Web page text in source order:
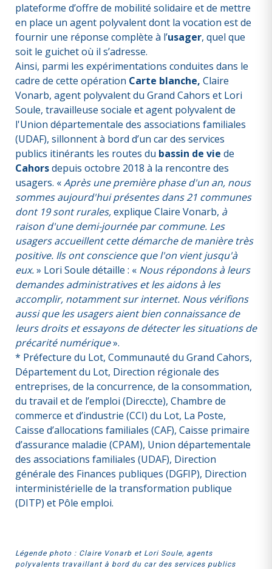
plateforme d’offre de mobilité solidaire et de mettre
en place un agent polyvalent dont la vocation est de
fournir une réponse complète à l’usager, quel que
soit le guichet où il s’adresse.
Ainsi, parmi les expérimentations conduites dans le
cadre de cette opération Carte blanche, Claire
Vonarb, agent polyvalent du Grand Cahors et Lori
Soule, travailleuse sociale et agent polyvalent de
l'Union départementale des associations familiales
(UDAF), sillonnent à bord d’un car des services
publics itinérants les routes du bassin de vie de
Cahorsdepuis octobre 2018 à la rencontre des
usagers. «Après une première phase d'un an, nous
sommes aujourd'hui présentes dans 21 communes
dont 19 sont rurales,explique Claire Vonarb, à
raison d'une demi-journée par commune. Les
usagers accueillent cette démarche de manière très
positive. Ils ont conscience que l'on vient jusqu'à
eux.» Lori Soule détaille : « Nous répondons à leurs
demandes administratives et les aidons à les
accomplir, notamment sur internet. Nous vérifions
aussi que les usagers aient bien connaissance de
leurs droits et essayons de détecter les situations de
précarité numérique».
* Préfecture du Lot, Communauté du Grand Cahors,
Département du Lot, Direction régionale des
entreprises, de la concurrence, de la consommation,
du travail et de l’emploi (Direccte), Chambre de
commerce et d’industrie (CCI) du Lot, La Poste,
Caisse d’allocations familiales (CAF), Caisse primaire
d’assurance maladie (CPAM), Union départementale
des associations familiales (UDAF), Direction
générale des Finances publiques (DGFIP), Direction
interministérielle de la transformation publique
(DITP) et Pôle emploi.
Légende photo : Claire Vonarb et Lori Soule, agents
polyvalents travaillant à bord du car des services publics